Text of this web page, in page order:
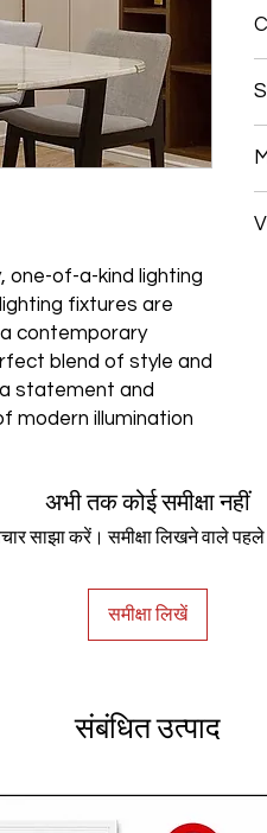
one-of-a-kind lighting
fixtures are
contemporary
blend of style and
statement and
modern illumination
अभी तक कोई समीक्षा नहीं
साझा करें। समीक्षा लिखने वाले पहले
समीक्षा लिखें
संबंधित उत्पाद